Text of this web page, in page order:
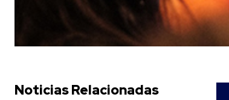
Noticias Relacionadas